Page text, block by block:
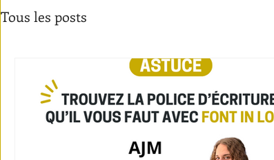
Tous les posts